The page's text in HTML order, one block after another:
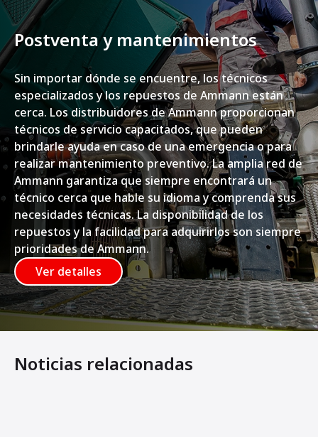
Postventa y mantenimientos
Sin importar dónde se encuentre, los técnicos
especializados y los repuestos de Ammann están
cerca. Los distribuidores de Ammann proporcionan
técnicos de servicio capacitados, que pueden
brindarle ayuda en caso de una emergencia o para
realizar mantenimiento preventivo. La amplia red de
Ammann garantiza que siempre encontrará un
técnico cerca que hable su idioma y comprenda sus
necesidades técnicas. La disponibilidad de los
repuestos y la facilidad para adquirirlos son siempre
prioridades de Ammann.
Ver detalles
Noticias relacionadas